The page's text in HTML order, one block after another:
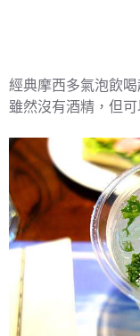
經典摩西多氣泡飲
雖然沒有酒精，但